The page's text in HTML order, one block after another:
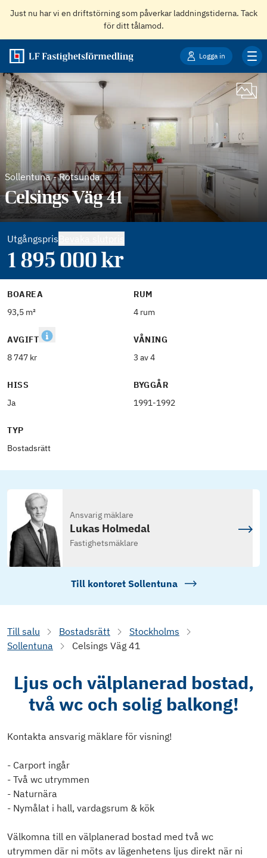
Just nu har vi en driftstörning som påverkar laddningstiderna. Tack
för ditt tålamod.
Logga in
Sollentuna-Rotsunda
Celsings Väg 41
Utgångspris
1 895 000kr
BOAREA
93,5 m²
RUM
4 rum
AVGIFT
8 747 kr
VÅNING
3 av 4
HISS
Ja
BYGGÅR
1991-1992
TYP
Bostadsrätt
Ansvarig mäklare
Lukas Holmedal
Fastighetsmäklare
Till kontoret Sollentuna
Till salu Bostadsrätt
Stockholms
Sollentuna
Celsings Väg 41
Ljus och välplanerad bostad,
två wc och solig balkong!
Kontakta ansvarig mäklare för visning!
- Carport ingår
- Två wc utrymmen
- Naturnära
- Nymålat i hall, vardagsrum & kök
Välkomna till en välplanerad bostad med två wc
utrymmen där ni möts av lägenhetens ljus direkt när ni